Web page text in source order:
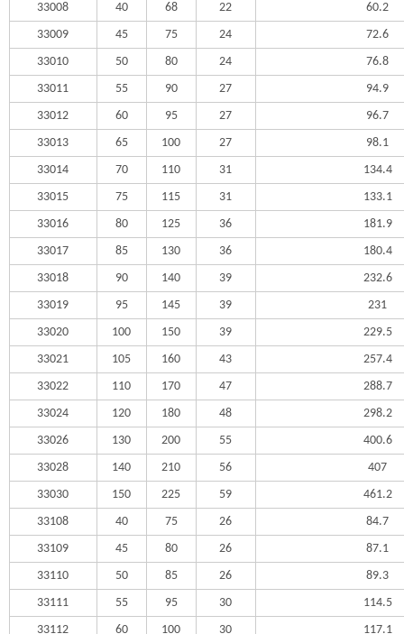
33008
40 68 22
60.2
33009
45 75 24
72.6
33010
50 80 24
76.8
33011
55 90 27
94.9
33012
60 95 27
96.7
33013
65 100 27
98.1
33014
70 110 31
134.4
33015
75 115 31
133.1
33016
80 125 36
181.9
33017
85 130 36
180.4
33018
90 140 39
232.6
33019
95 145 39
231
33020
100 150 39
229.5
33021
105 160 43
257.4
33022
110 170 47
288.7
33024
120 180 48
298.2
33026
130 200 55
400.6
33028
140 210 56
407
33030
150 225 59
461.2
33108
40 75 26
84.7
33109
45 80 26
87.1
33110
50 85 26
89.3
33111
55 95 30
114.5
33112
60 100 30
117.1